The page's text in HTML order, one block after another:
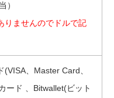
）
りませんのでドルで記
(VISA、Master Card、
ード 、Bitwallet(ビット